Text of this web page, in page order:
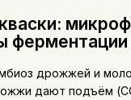
ферментации
дрожжей и
дают подъём